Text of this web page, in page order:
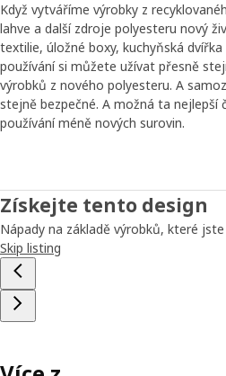
Když vytváříme výrobky z
lahve a další zdroje polyesteru nový
textilie, úložné boxy, kuchyňská
používání si můžete užívat přesně
výrobků z nového polyesteru. A
stejně bezpečné. A možná ta nejlepší
používání méně nových surovin.
Získejte tento design
Nápady na základě výrobků, které
Skip listing